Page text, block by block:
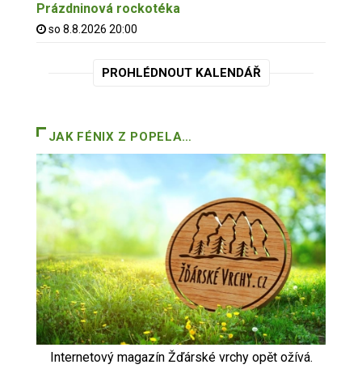
Prázdninová rockotéka
so 8.8.2026 20:00
PROHLÉDNOUT KALENDÁŘ
JAK FÉNIX Z POPELA…
Internetový magazín Žďárské vrchy opět ožívá.